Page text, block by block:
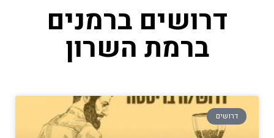
דרושים ברמנים
ברמת השרון
דרושים